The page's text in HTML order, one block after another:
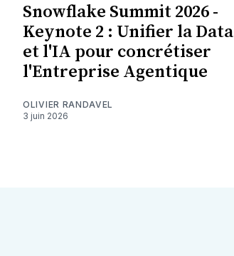
Snowflake Summit 2026 -
Keynote 2 : Unifier la Data
et l'IA pour concrétiser
l'Entreprise Agentique
OLIVIER RANDAVEL
3 juin 2026